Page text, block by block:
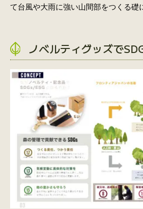
て台風や大雨に強い山間部をつくる礎
ノベルティグッズで